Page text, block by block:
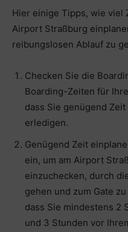
Hier einige Tipps, wie viel
Airport Straßburg
reibungslosen Ablauf zu
Checken Sie die
Boarding-Zeiten für
dass Sie genügend
erledigen.
Genügend Zeit
ein, um am Airport
einzuchecken, durch
gehen und zum Gate
dass Sie mindestens 2
und 3 Stunden vor